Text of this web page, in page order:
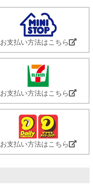
お支払い方法はこちら
お支払い方法はこちら
お支払い方法はこちら